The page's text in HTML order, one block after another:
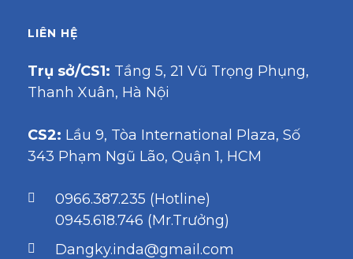
LIÊN HỆ
Trụ sở/CS1: Tầng 5, 21 Vũ Trọng Phụng,
Thanh Xuân, Hà Nội
CS2: Lầu 9, Tòa International Plaza, Số
343 Phạm Ngũ Lão, Quận 1, HCM
0966.387.235 (Hotline)
0945.618.746 (Mr.Trưởng)
Dangky.inda@gmail.com